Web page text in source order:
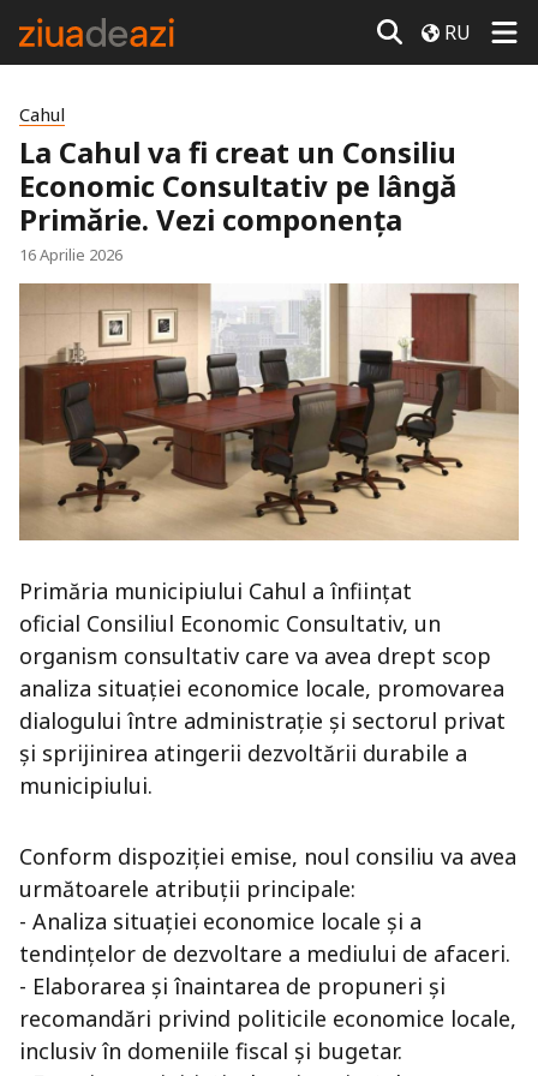
RU
Cahul
La Cahul va fi creat un Consiliu
Economic Consultativ pe lângă
Primărie. Vezi componența
16 Aprilie 2026
Primăria municipiului Cahul a înființat
oficial Consiliul Economic Consultativ, un
organism consultativ care va avea drept scop
analiza situației economice locale, promovarea
dialogului între administrație și sectorul privat
și sprijinirea atingerii dezvoltării durabile a
municipiului.
Conform dispoziției emise, noul consiliu va avea
următoarele atribuții principale:
- Analiza situației economice locale și a
tendințelor de dezvoltare a mediului de afaceri.
- Elaborarea și înaintarea de propuneri și
recomandări privind politicile economice locale,
inclusiv în domeniile fiscal și bugetar.